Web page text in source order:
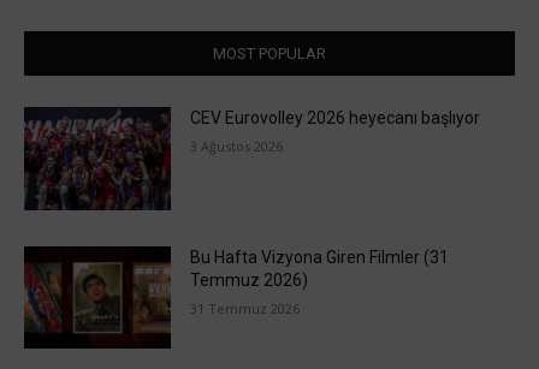
MOST POPULAR
CEV Eurovolley 2026 heyecanı başlıyor
3 Ağustos 2026
Bu Hafta Vizyona Giren Filmler (31
Temmuz 2026)
31 Temmuz 2026